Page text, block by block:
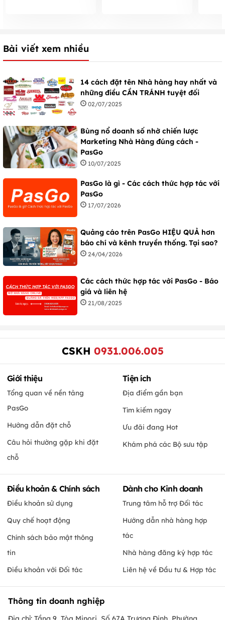
Bài viết xem nhiều
14 cách đặt tên Nhà hàng hay nhất và
những điều CẦN TRÁNH tuyệt đối
02/07/2025
Bùng nổ doanh số nhờ chiến lược
Marketing Nhà Hàng đúng cách -
PasGo
10/07/2025
PasGo là gì - Các cách thức hợp tác với
PasGo
17/07/2026
Quảng cáo trên PasGo HIỆU QUẢ hơn
báo chí và kênh truyền thống. Tại sao?
24/04/2026
Các cách thức hợp tác với PasGo - Báo
giá và liên hệ
21/08/2025
CSKH 0931.006.005
Giới thiệu
Tổng quan về nền tảng
PasGo
Hướng dẫn đặt chỗ
Câu hỏi thường gặp khi đặt
chỗ
Tiện ích
Địa điểm gần bạn
Tìm kiếm ngay
Ưu đãi đang Hot
Khám phá các Bộ sưu tập
Điều khoản & Chính sách
Điều khoản sử dụng
Quy chế hoạt động
Chính sách bảo mật thông
tin
Điều khoản với Đối tác
Dành cho Kinh doanh
Trung tâm hỗ trợ Đối tác
Hướng dẫn nhà hàng hợp
tác
Nhà hàng đăng ký hợp tác
Liên hệ về Đầu tư & Hợp tác
Thông tin doanh nghiệp